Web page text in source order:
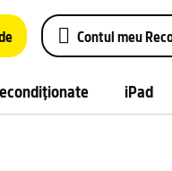
Contul meu
iPad